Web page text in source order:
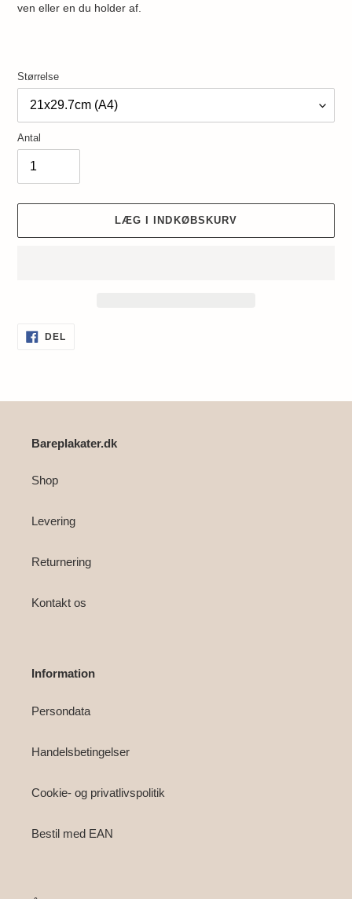
ven eller en du holder af.
Størrelse
Antal
LÆG I INDKØBSKURV
Lægger
produkt
DEL
PÅ
Bareplakater.dk
Shop
Levering
Returnering
Kontakt os
Information
Persondata
Handelsbetingelser
Cookie- og privatlivspolitik
Bestil med EAN